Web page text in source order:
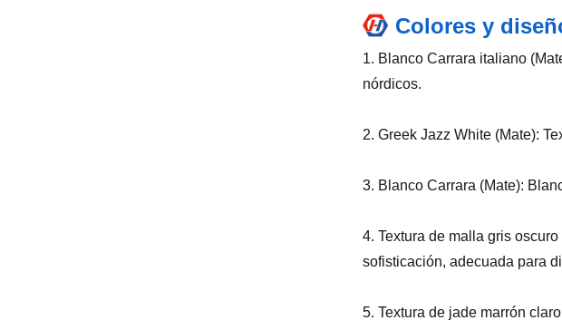
Colores y
1. Blanco Carrara italiano
nórdicos.
2. Greek Jazz White (Mate):
3. Blanco Carrara (Mate):
4. Textura de malla gris
sofisticación, adecuada para
5. Textura de jade marrón